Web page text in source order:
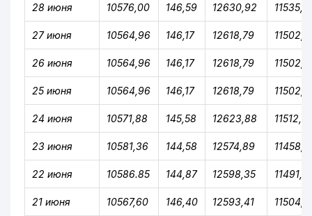
28 июня 10576,00 146,59 12630,92
27 июня 10564,96 146,17 12618,79
26 июня 10564,96 146,17 12618,79
25 июня 10564,96 146,17 12618,79
24 июня 10571,88 145,58 12623,88
23 июня 10581,36 144,58 12574,89
22 июня 10586.85 144,87 12598,35 11491,21
21 июня 10567,60 146,40 12593,41